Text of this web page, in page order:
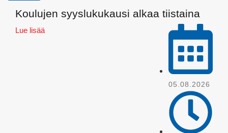
Koulujen syyslukukausi alkaa tiistaina
Lue lisää
05.08.2026